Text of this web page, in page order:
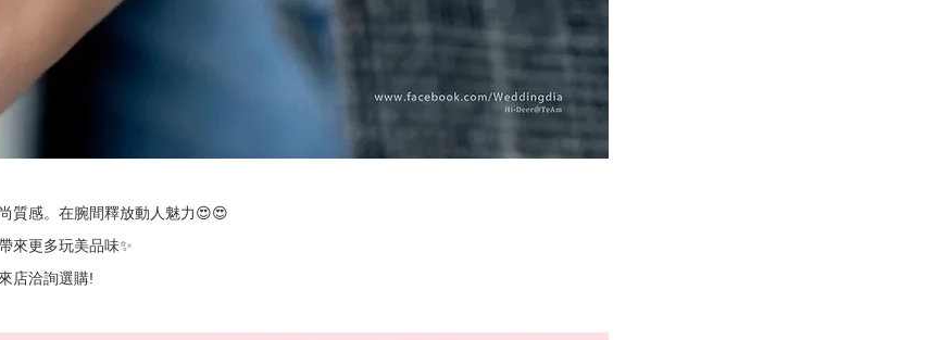
質感。在腕間釋放動人魅力😍😍
來更多玩美品味✨
店洽詢選購!